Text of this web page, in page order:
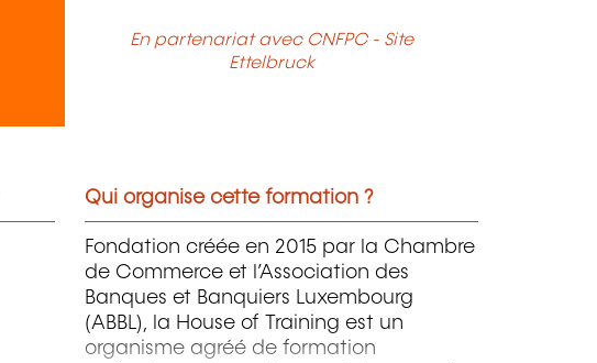
En partenariat avec CNFPC - Site
Ettelbruck
Qui organise cette formation ?
Fondation créée en 2015 par la Chambre
de Commerce et l’Association des
Banques et Banquiers Luxembourg
(ABBL), la House of Training est un
organisme agréé de formation